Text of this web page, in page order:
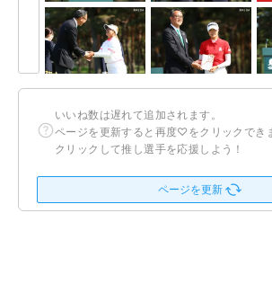
いいね数は遅れて追加されます。
ページを更新すると再度♡をクリックでき
クリックして推し選手を応援しよう！
ページを更新